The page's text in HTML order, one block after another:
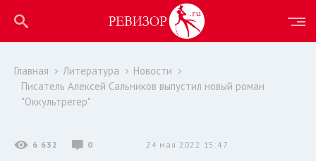
Главная Литература
Новости
Писатель Алексей Сальников выпустил новый роман
"Оккультрегер"
6 632 0 24 мая 2022 15:47